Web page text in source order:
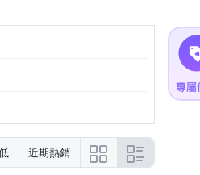
近期熱銷